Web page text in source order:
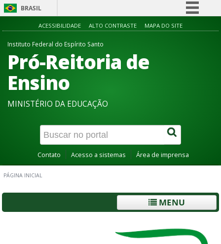
BRASIL
Simplifique!
Acesso à informação
ACESSIBILIDADE ALTO CONTRASTE MAPA DO SITE
Instituto Federal do Espírito Santo
Pró-Reitoria de
Ensino
MINISTÉRIO DA EDUCAÇÃO
Contato Acesso a sistemas Área de imprensa
PÁGINA INICIAL
MENU